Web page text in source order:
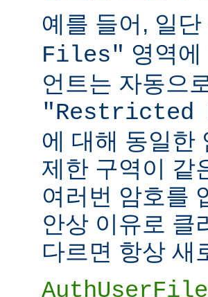
예를 들어, 일
Files" 영역
언트는 자동으
"Restricted
에 대해 동일한
제한 구역이 같
여러번 암호를
안상 이유로 클
다르면 항상 새
AuthUserFile